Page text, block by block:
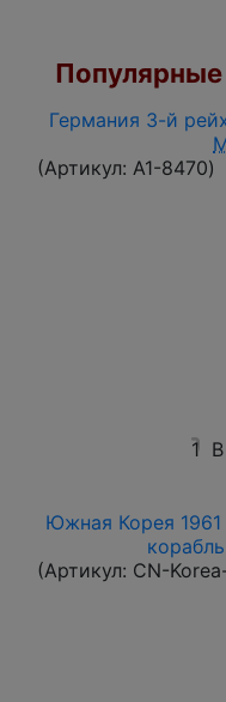
Германия 3-й
(Артикул: A1-8470)
1
Южная Корея 1961
(Артикул: CN-